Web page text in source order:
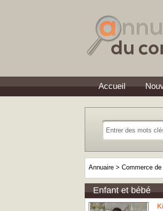
Accueil
Annuaire > Commerce de
Enfant et bébé